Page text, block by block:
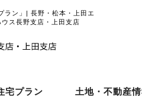
ラン」| 長野・松本・上田エ
ス長野支店・上田支店
宅プラン 土地・不動産